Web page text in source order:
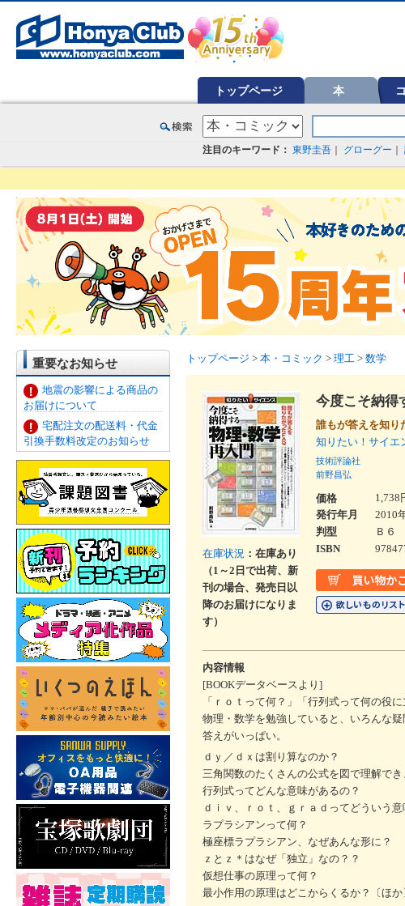
トップページ 本
注目のキーワード： 東野圭吾 グローグー
重要なお知らせ
地震の影響による商品の
お届けについて
宅配注文の配送料・代金
引換手数料改定のお知らせ
トップページ > 本・コミック > 理工 > 数学
在庫状況 ：在庫あり
（1～2日で出荷、新
刊の場合、発売日以
降のお届けになりま
す）
今度こそ納得
誰もが答えを知り
知りたい！サイ
技術評論社
前野昌弘
価格
1,738
発行年月
2010
判型
Ｂ６
ISBN
内容情報
[BOOKデータベースより]
「ｒｏｔって何？」「行列式って何の役
物理・数学を勉強していると、いろんな
答えがいっぱい。
ｄｙ／ｄｘは割り算なのか？
三角関数のたくさんの公式を図で理解でき
行列式ってどんな意味があるの？
ｄｉｖ、ｒｏｔ、ｇｒａｄってどういう意
ラプラシアンって何？
極座標ラプラシアン、なぜあんな形に？
ｚとｚ＊はなぜ「独立」なの？？
仮想仕事の原理って何？
最小作用の原理はどこからくるか？〔ほか